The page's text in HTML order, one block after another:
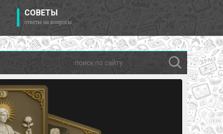
СОВЕТЫ
ответы на вопросы